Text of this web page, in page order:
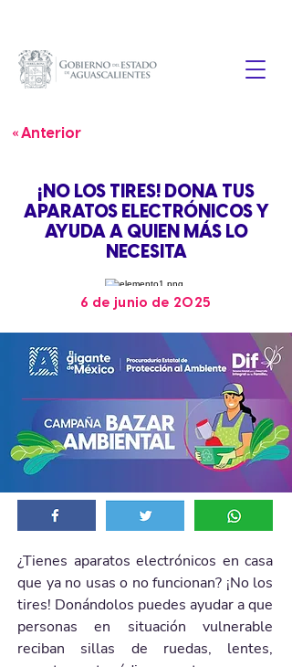
« Anterior
¡NO LOS TIRES! DONA TUS
APARATOS ELECTRÓNICOS Y
AYUDA A QUIEN MÁS LO
NECESITA
6 de junio de 2025
¿Tienes aparatos electrónicos en casa
que ya no usas o no funcionan? ¡No los
tires! Donándolos puedes ayudar a que
personas en situación vulnerable
reciban sillas de ruedas, lentes,